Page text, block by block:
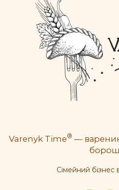
Varenyk Time® —
Cімейний бізнес